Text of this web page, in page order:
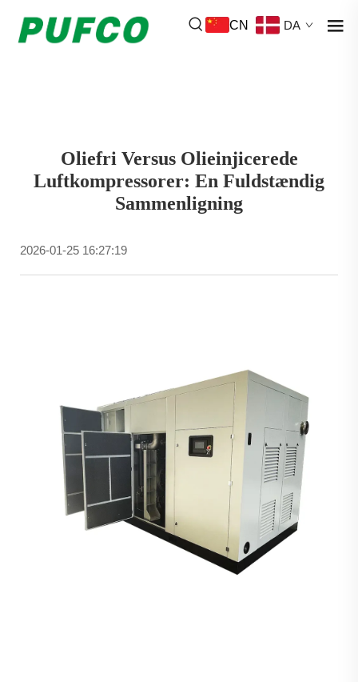
CN DA
Oliefri Versus Olieinjicerede
Luftkompressorer: En Fuldstændig
Sammenligning
2026-01-25 16:27:19